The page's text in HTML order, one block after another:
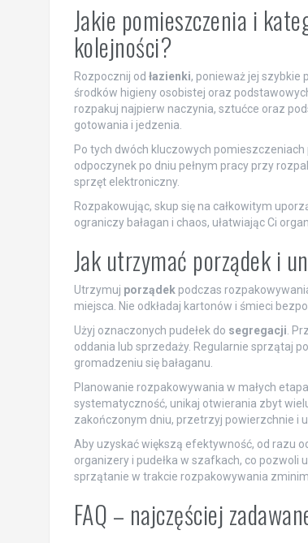
Jakie pomieszczenia i
kolejności?
Rozpocznij od łazienki, ponieważ jej szybkie
środków higieny osobistej oraz
rozpakuj najpierw naczynia, sztućce oraz
gotowania i jedzenia.
Po tych dwóch kluczowych pomieszczeniach
odpoczynek po dniu pełnym pracy przy
sprzęt elektroniczny.
Rozpakowując, skup się na całkowitym
ograniczy bałagan i chaos, ułatwiając Ci
Jak utrzymać porządek i
Utrzymuj porządekpodczas
miejsca. Nie odkładaj kartonów i śmieci
Użyj oznaczonych pudełek do segregacji .
oddania lub sprzedaży. Regularnie sprzątaj
gromadzeniu się bałaganu.
Planowanie rozpakowywania w małych
systematyczność, unikaj otwierania zbyt
zakończonym dniu, przetrzyj powierzchnie i
Aby uzyskać większą efektywność, od razu
organizery i pudełka w szafkach, co
sprzątanie w trakcie rozpakowywania
FAQ – najczęściej